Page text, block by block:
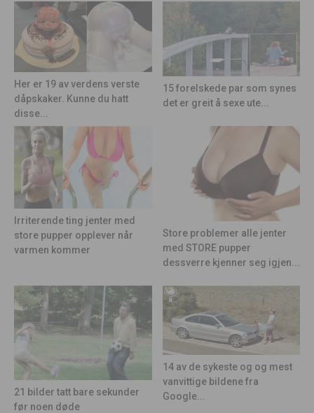
Her er 19 av verdens verste
dåpskaker. Kunne du hatt
disse...
15 forelskede par som synes
det er greit å sexe ute...
Irriterende ting jenter med
store pupper opplever når
varmen kommer
Store problemer alle jenter
med STORE pupper
dessverre kjenner seg igjen...
21 bilder tatt bare sekunder
før noen døde
14 av de sykeste og og mest
vanvittige bildene fra
Google...